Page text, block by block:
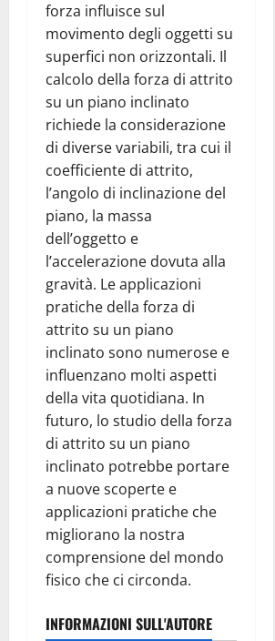
forza influisce sul
movimento degli oggetti su
superfici non orizzontali. Il
calcolo della forza di attrito
su un piano inclinato
richiede la considerazione
di diverse variabili, tra cui il
coefficiente di attrito,
l’angolo di inclinazione del
piano, la massa
dell’oggetto e
l’accelerazione dovuta alla
gravità. Le applicazioni
pratiche della forza di
attrito su un piano
inclinato sono numerose e
influenzano molti aspetti
della vita quotidiana. In
futuro, lo studio della forza
di attrito su un piano
inclinato potrebbe portare
a nuove scoperte e
applicazioni pratiche che
migliorano la nostra
comprensione del mondo
fisico che ci circonda.
INFORMAZIONI SULL'AUTORE